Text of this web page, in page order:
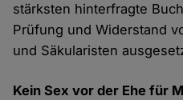
stärksten hinterfragte
Prüfung und Widerstand
und Säkularisten
Kein Sex vor der Ehe für